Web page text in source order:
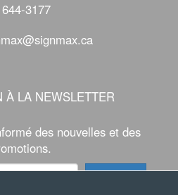
3177
À LA NEWSLETTER
des nouvelles et des